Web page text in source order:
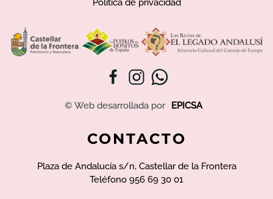
Política de privacidad
© Web desarrollada por EPICSA
CONTACTO
Plaza de Andalucía s/n, Castellar de la Frontera
Teléfono 956 69 30 01